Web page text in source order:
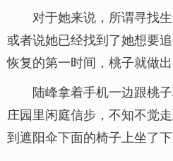
对于她来说，所谓寻找
或者说她已经找到了她想要
恢复的第一时间，桃子就做出
陆峰拿着手机一边跟桃
庄园里闲庭信步，不知不觉
到遮阳伞下面的椅子上坐了下